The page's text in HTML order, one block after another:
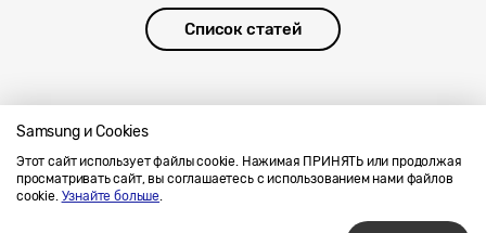
Samsung и Cookies
Этот сайт использует файлы cookie. Нажимая ПРИНЯТЬ или продолжая
просматривать сайт, вы соглашаетесь с использованием нами файлов
cookie. Узнайте больше.
Список статей
Напишите нам
SAMSUNG.COM
Условия использования материалов